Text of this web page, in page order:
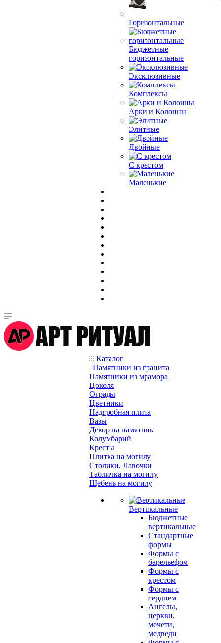
Горизонтальные
Бюджетные
горизонтальные
Эксклюзивные
Комплексы
Арки и Колонны
Элитные
Двойные
С крестом
Маленькие
Каталог
Памятники из гранита
Памятники из мрамора
Цоколя
Ограды
Цветники
Надгробная плита
Вазы
Декор на памятник
Колумбарий
Кресты
Плитка на могилу
Столики, Лавочки
Табличка на могилу
Щебень на могилу
Вертикальные
Бюджетные
вертикальные
Стандартные
формы
Формы с
барельефом
Формы с
крестом
Формы с
сердцем
Ангелы,
церкви,
мечети,
медведи